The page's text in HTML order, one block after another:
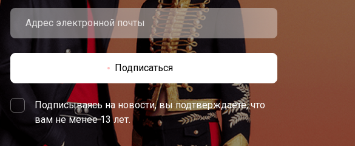
Подписаться
Подписываясь на новости, вы подтверждаете, что
вам не менее 13 лет.